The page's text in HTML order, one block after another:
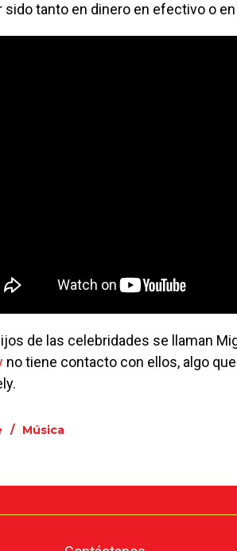
sido tanto en dinero en efectivo o
de las celebridades se llaman
no tiene contacto con ellos, algo
/ Música